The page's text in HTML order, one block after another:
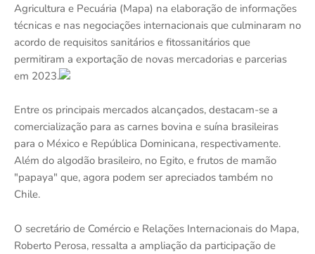
Agricultura e Pecuária (Mapa) na elaboração de informações
técnicas e nas negociações internacionais que culminaram no
acordo de requisitos sanitários e fitossanitários que
permitiram a exportação de novas mercadorias e parcerias
em 2023.
Entre os principais mercados alcançados, destacam-se a
comercialização para as carnes bovina e suína brasileiras
para o México e República Dominicana, respectivamente.
Além do algodão brasileiro, no Egito, e frutos de mamão
"papaya" que, agora podem ser apreciados também no
Chile.
O secretário de Comércio e Relações Internacionais do Mapa,
Roberto Perosa, ressalta a ampliação da participação de